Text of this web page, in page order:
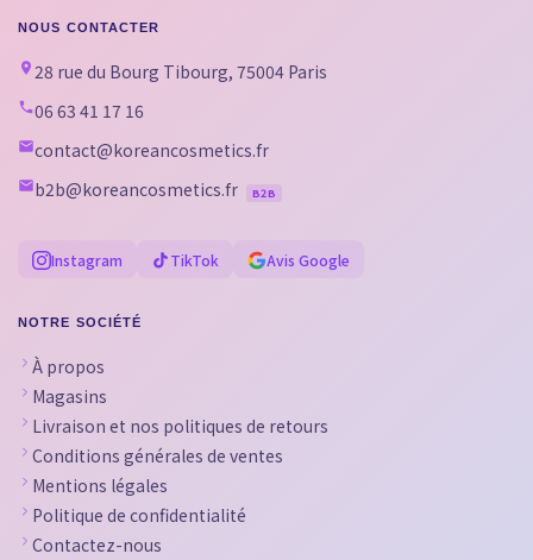
NOUS CONTACTER
28 rue du Bourg Tibourg, 75004 Paris
06 63 41 17 16
contact@koreancosmetics.fr
b2b@koreancosmetics.fr
B2B
Instagram TikTok Avis Google
NOTRE SOCIÉTÉ
À propos
Magasins
Livraison et nos politiques de retours
Conditions générales de ventes
Mentions légales
Politique de confidentialité
Contactez-nous